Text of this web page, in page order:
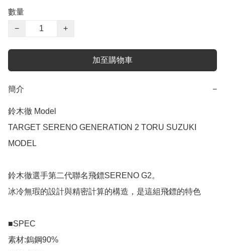
數量
−
+
加至購物車
簡介 −
鈴木徹 Model
TARGET SERENO GENERATION 2 TORU SUZUKI
MODEL
鈴木徹選手第二代聯名飛鏢SERENO G2。
冰冷無瑕的設計與精密計算的構造，是這組飛鏢的特色
■SPEC
素材:鎢鋼90%